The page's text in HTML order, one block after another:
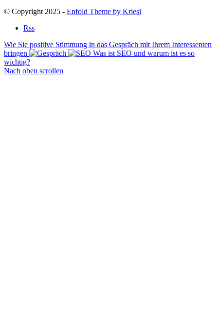
© Copyright 2025 - Enfold Theme by Kriesi
Rss
Wie Sie positive Stimmung in das Gespräch mit Ihrem Interessenten
bringen
Was ist SEO und warum ist es so
wichtig?
Nach oben scrollen